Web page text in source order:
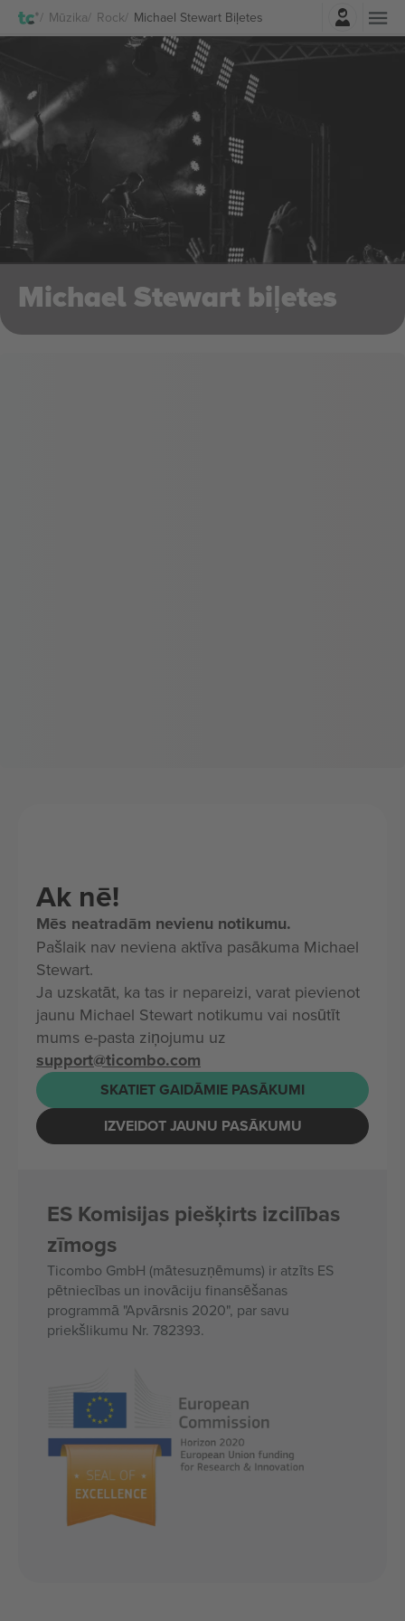
Mūzika Rock Michael Stewart Biļetes
Pierakstīties
Michael Stewart biļetes
Ak nē!
Mēs neatradām nevienu notikumu.
Pašlaik nav neviena aktīva pasākuma Michael
Stewart.
Ja uzskatāt, ka tas ir nepareizi, varat pievienot
jaunu Michael Stewart notikumu vai nosūtīt
mums e-pasta ziņojumu uz
support@ticombo.com
SKATIET GAIDĀMIE PASĀKUMI
IZVEIDOT JAUNU PASĀKUMU
ES Komisijas piešķirts izcilības
zīmogs
Ticombo GmbH (mātesuzņēmums) ir atzīts ES
pētniecības un inovāciju finansēšanas
programmā "Apvārsnis 2020", par savu
priekšlikumu Nr. 782393.